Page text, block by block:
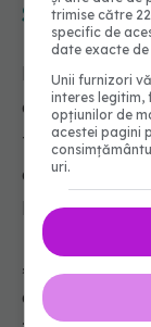
Să nu
Expertul
de alocare
funcționează
adaptând
România.
„Ca să nu
trimise către
specific de
date exacte
Unii furnizori
interes
opțiunilor de
acestei pagini
uri.